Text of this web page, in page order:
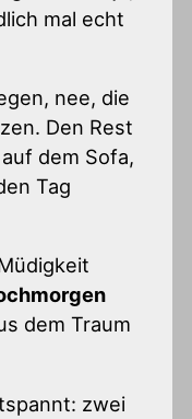
mal echt
nee, die
Den Rest
dem Sofa,
Tag
dem Traum
zwei